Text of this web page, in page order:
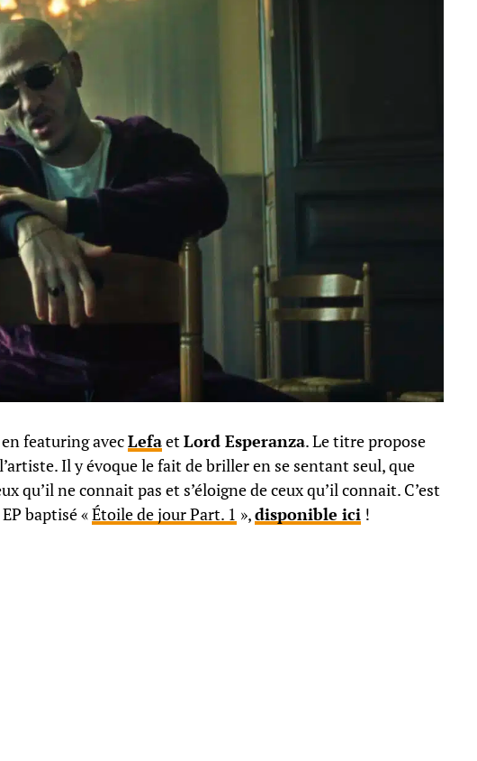
en featuring avecLefaetLord Esperanza. Le titre propose
Il y évoque le fait de briller en se sentant seul, que
qu’il ne connait pas et s’éloigne de ceux qu’il connait. C’est
baptisé «Étoile de jour Part. 1 »,disponible ici !